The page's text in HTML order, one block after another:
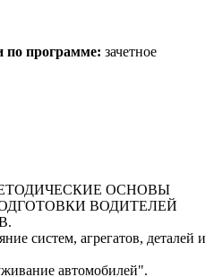
по программе: зачетное
ОСНОВЫ
ВОДИТЕЛЕЙ
систем, агрегатов, деталей и
автомобилей".